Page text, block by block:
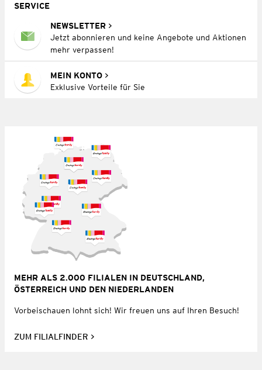
SERVICE
NEWSLETTER
Jetzt abonnieren und keine Angebote und Aktionen
mehr verpassen!
MEIN KONTO
Exklusive Vorteile für Sie
MEHR ALS 2.000 FILIALEN IN DEUTSCHLAND,
ÖSTERREICH UND DEN NIEDERLANDEN
Vorbeischauen lohnt sich! Wir freuen uns auf Ihren Besuch!
ZUM FILIALFINDER